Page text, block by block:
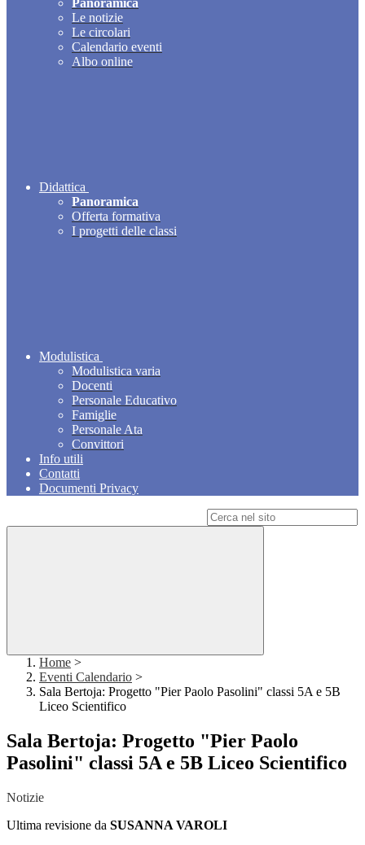
Panoramica
Le notizie
Le circolari
Calendario eventi
Albo online
Didattica
Panoramica
Offerta formativa
I progetti delle classi
Modulistica
Modulistica varia
Docenti
Personale Educativo
Famiglie
Personale Ata
Convittori
Info utili
Contatti
Documenti Privacy
Home >
Eventi Calendario >
Sala Bertoja: Progetto "Pier Paolo Pasolini" classi 5A e 5B
Liceo Scientifico
Sala Bertoja: Progetto "Pier Paolo
Pasolini" classi 5A e 5B Liceo Scientifico
Notizie
Ultima revisione da SUSANNA VAROLI